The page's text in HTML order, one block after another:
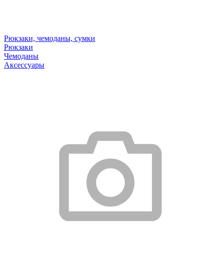
Рюкзаки, чемоданы, сумки
Рюкзаки
Чемоданы
Аксессуары